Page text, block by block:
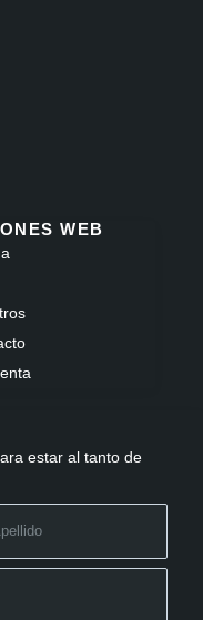
WEB
estar al tanto de